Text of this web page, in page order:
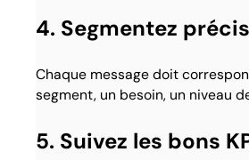
4. Segmentez
Chaque message doit
segment, un besoin, un niveau
5. Suivez les bons